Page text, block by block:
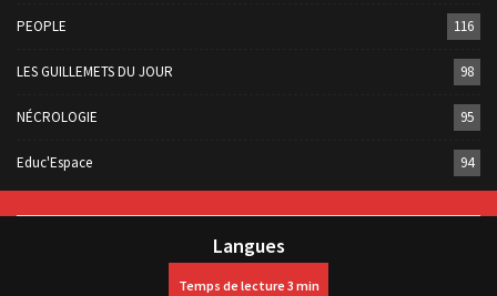
PEOPLE 116
LES GUILLEMETS DU JOUR 98
NÉCROLOGIE 95
Educ'Espace 94
Langues